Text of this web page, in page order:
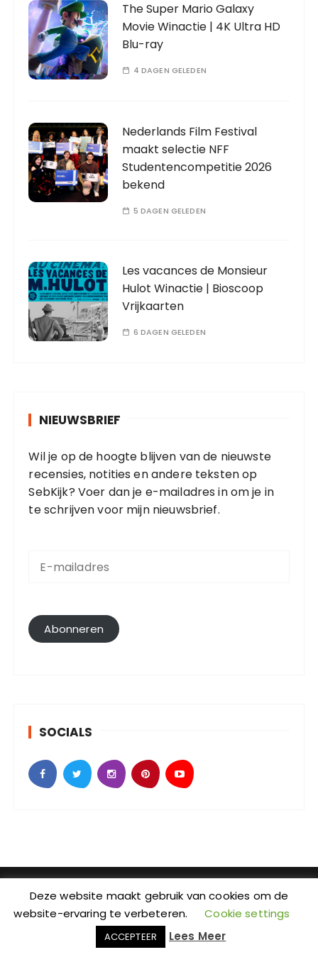
The Super Mario Galaxy
Movie Winactie | 4K Ultra HD
Blu-ray
4 DAGEN GELEDEN
Nederlands Film Festival
maakt selectie NFF
Studentencompetitie 2026
bekend
5 DAGEN GELEDEN
Les vacances de Monsieur
Hulot Winactie | Bioscoop
Vrijkaarten
6 DAGEN GELEDEN
NIEUWSBRIEF
Wil je op de hoogte blijven van de nieuwste
recensies, notities en andere teksten op
SebKijk? Voer dan je e-mailadres in om je in
te schrijven voor mijn nieuwsbrief.
l
a
Abonneren
SOCIALS
SebKijk | KvK-nummer: 88438686 | Btw-id nummer:
NL004601935B09 | Adres: Johan Jongkindstraat 2-K |
Postcode: 1318 LW | Stad: Almere | Provincie: Flevoland
| Wordpress Thema: GuCherry Blog bijEverestthemes
Deze website maakt gebruik van cookies om de
website-ervaring te verbeteren.
Cookie settings
ACCEPTEER Lees Meer